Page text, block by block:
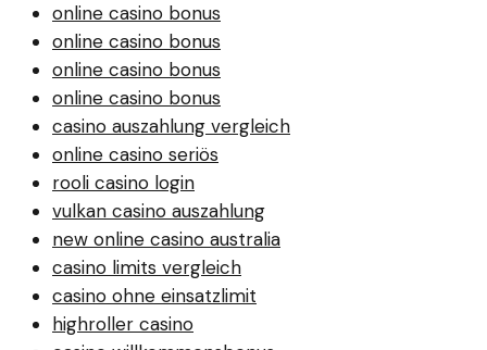
online casino bonus
online casino bonus
online casino bonus
online casino bonus
casino auszahlung vergleich
online casino seriös
rooli casino login
vulkan casino auszahlung
new online casino australia
casino limits vergleich
casino ohne einsatzlimit
highroller casino